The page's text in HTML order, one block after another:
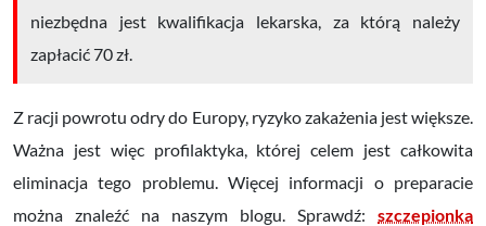
niezbędna jest kwalifikacja lekarska, za którą należy
zapłacić70 zł.
Z racji powrotu odry do Europy, ryzyko zakażenia jest większe.
Ważna jest więc profilaktyka, której celem jest całkowita
eliminacja tego problemu. Więcej informacji o preparacie
można znaleźć na naszym blogu. Sprawdź: szczepionka